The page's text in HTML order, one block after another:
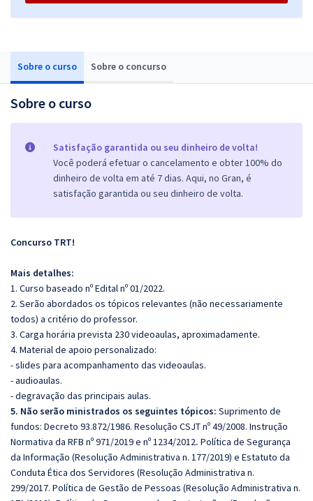
Sobre o curso Sobre o concurso
Sobre o curso
Satisfação garantida ou seu dinheiro de volta!
Você poderá efetuar o cancelamento e obter 100% do
dinheiro de volta em até 7 dias. Aqui, no Gran, é
satisfação garantida ou seu dinheiro de volta.
Concurso TRT!
Mais detalhes:
1. Curso baseado nº Edital nº 01/2022.
2. Serão abordados os tópicos relevantes (não necessariamente
todos) a critério do professor.
3. Carga horária prevista 230 videoaulas, aproximadamente.
4. Material de apoio personalizado:
- slides para acompanhamento das videoaulas.
- audioaulas.
- degravação das principais aulas.
5. Não serão ministrados os seguintes tópicos: Suprimento de
fundos: Decreto 93.872/1986. Resolução CSJT nº 49/2008. Instrução
Normativa da RFB nº 971/2019 e nº 1234/2012. Política de Segurança
da Informação (Resolução Administrativa n. 177/2019) e Estatuto da
Conduta Ética dos Servidores (Resolução Administrativa n.
299/2017. Política de Gestão de Pessoas (Resolução Administrativa n.